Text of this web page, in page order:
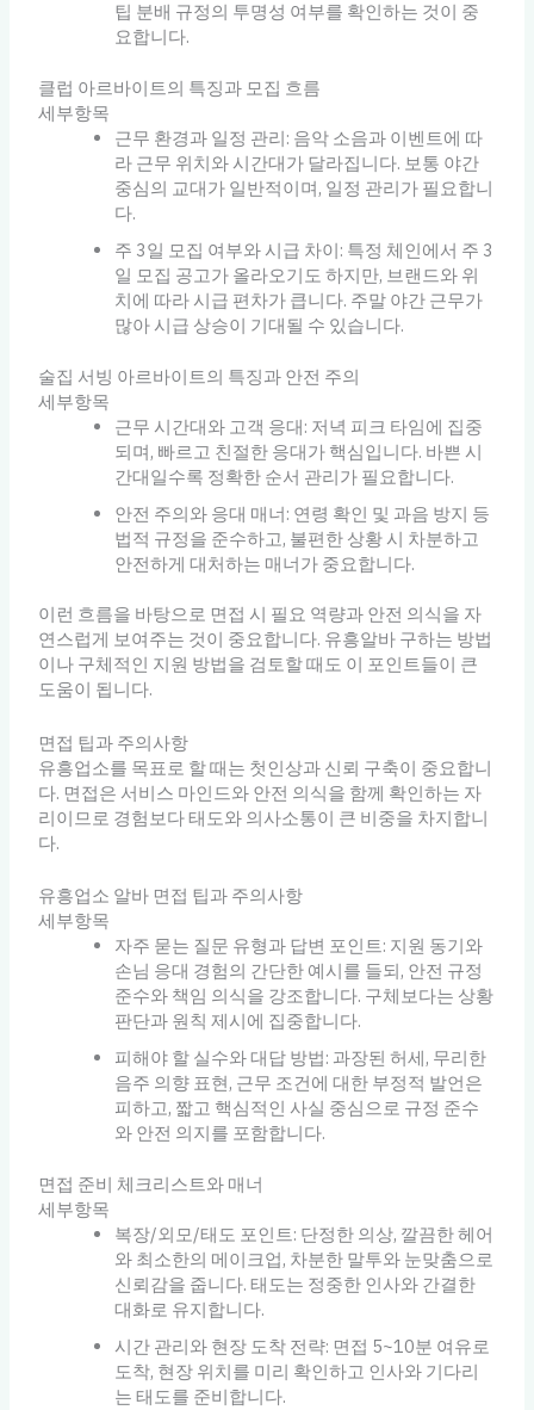
팁 분배 규정의 투명성 여부를 확인하는 것이 중
요합니다.
클럽 아르바이트의 특징과 모집 흐름
세부항목
근무 환경과 일정 관리: 음악 소음과 이벤트에 따
라 근무 위치와 시간대가 달라집니다. 보통 야간
중심의 교대가 일반적이며, 일정 관리가 필요합니
다.
주 3일 모집 여부와 시급 차이: 특정 체인에서 주 3
일 모집 공고가 올라오기도 하지만, 브랜드와 위
치에 따라 시급 편차가 큽니다. 주말 야간 근무가
많아 시급 상승이 기대될 수 있습니다.
술집 서빙 아르바이트의 특징과 안전 주의
세부항목
근무 시간대와 고객 응대: 저녁 피크 타임에 집중
되며, 빠르고 친절한 응대가 핵심입니다. 바쁜 시
간대일수록 정확한 순서 관리가 필요합니다.
안전 주의와 응대 매너: 연령 확인 및 과음 방지 등
법적 규정을 준수하고, 불편한 상황 시 차분하고
안전하게 대처하는 매너가 중요합니다.
이런 흐름을 바탕으로 면접 시 필요 역량과 안전 의식을 자
연스럽게 보여주는 것이 중요합니다. 유흥알바 구하는 방법
이나 구체적인 지원 방법을 검토할 때도 이 포인트들이 큰
도움이 됩니다.
면접 팁과 주의사항
유흥업소를 목표로 할 때는 첫인상과 신뢰 구축이 중요합니
다. 면접은 서비스 마인드와 안전 의식을 함께 확인하는 자
리이므로 경험보다 태도와 의사소통이 큰 비중을 차지합니
다.
유흥업소 알바 면접 팁과 주의사항
세부항목
자주 묻는 질문 유형과 답변 포인트: 지원 동기와
손님 응대 경험의 간단한 예시를 들되, 안전 규정
준수와 책임 의식을 강조합니다. 구체보다는 상황
판단과 원칙 제시에 집중합니다.
피해야 할 실수와 대답 방법: 과장된 허세, 무리한
음주 의향 표현, 근무 조건에 대한 부정적 발언은
피하고, 짧고 핵심적인 사실 중심으로 규정 준수
와 안전 의지를 포함합니다.
면접 준비 체크리스트와 매너
세부항목
복장/외모/태도 포인트: 단정한 의상, 깔끔한 헤어
와 최소한의 메이크업, 차분한 말투와 눈맞춤으로
신뢰감을 줍니다. 태도는 정중한 인사와 간결한
대화로 유지합니다.
시간 관리와 현장 도착 전략: 면접 5~10분 여유로
도착, 현장 위치를 미리 확인하고 인사와 기다리
는 태도를 준비합니다.